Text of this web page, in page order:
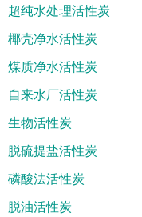
超纯水处理活性炭
椰壳净水活性炭
煤质净水活性炭
自来水厂活性炭
生物活性炭
脱硫提盐活性炭
磷酸法活性炭
脱油活性炭